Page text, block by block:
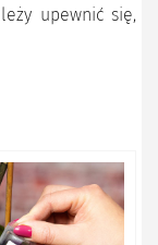
upewnić się,